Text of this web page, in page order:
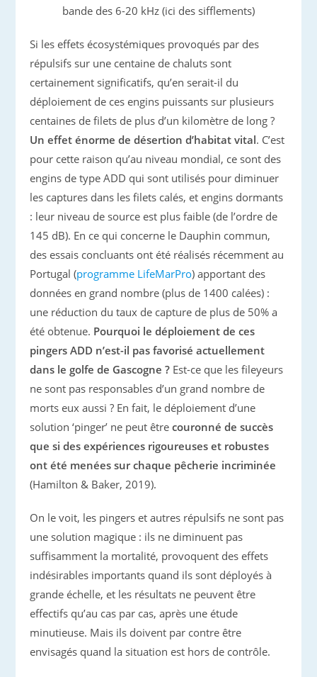
bande des 6-20 kHz (ici des sifflements)
Si les effets écosystémiques provoqués par des
répulsifs sur une centaine de chaluts sont
certainement significatifs, qu’en serait-il du
déploiement de ces engins puissants sur plusieurs
centaines de filets de plus d’un kilomètre de long ?
Un effet énorme de désertion d’habitat vital. C’est
pour cette raison qu’au niveau mondial, ce sont des
engins de type ADD qui sont utilisés pour diminuer
les captures dans les filets calés, et engins dormants
: leur niveau de source est plus faible (de l’ordre de
145 dB). En ce qui concerne le Dauphin commun,
des essais concluants ont été réalisés récemment au
Portugal (programme LifeMarPro) apportant des
données en grand nombre (plus de 1400 calées) :
une réduction du taux de capture de plus de 50% a
été obtenue. Pourquoi le déploiement de ces
pingers ADD n’est-il pas favorisé actuellement
dans le golfe de Gascogne ? Est-ce que les fileyeurs
ne sont pas responsables d’un grand nombre de
morts eux aussi ? En fait, le déploiement d’une
solution ‘pinger’ ne peut êtrecouronné de succès
que si des expériences rigoureuses et robustes
ont été menées sur chaque pêcherie incriminée
(Hamilton & Baker, 2019).
On le voit, les pingers et autres répulsifs ne sont pas
une solution magique : ils ne diminuent pas
suffisamment la mortalité, provoquent des effets
indésirables importants quand ils sont déployés à
grande échelle, et les résultats ne peuvent être
effectifs qu’au cas par cas, après une étude
minutieuse. Mais ils doivent par contre être
envisagés quand la situation est hors de contrôle.